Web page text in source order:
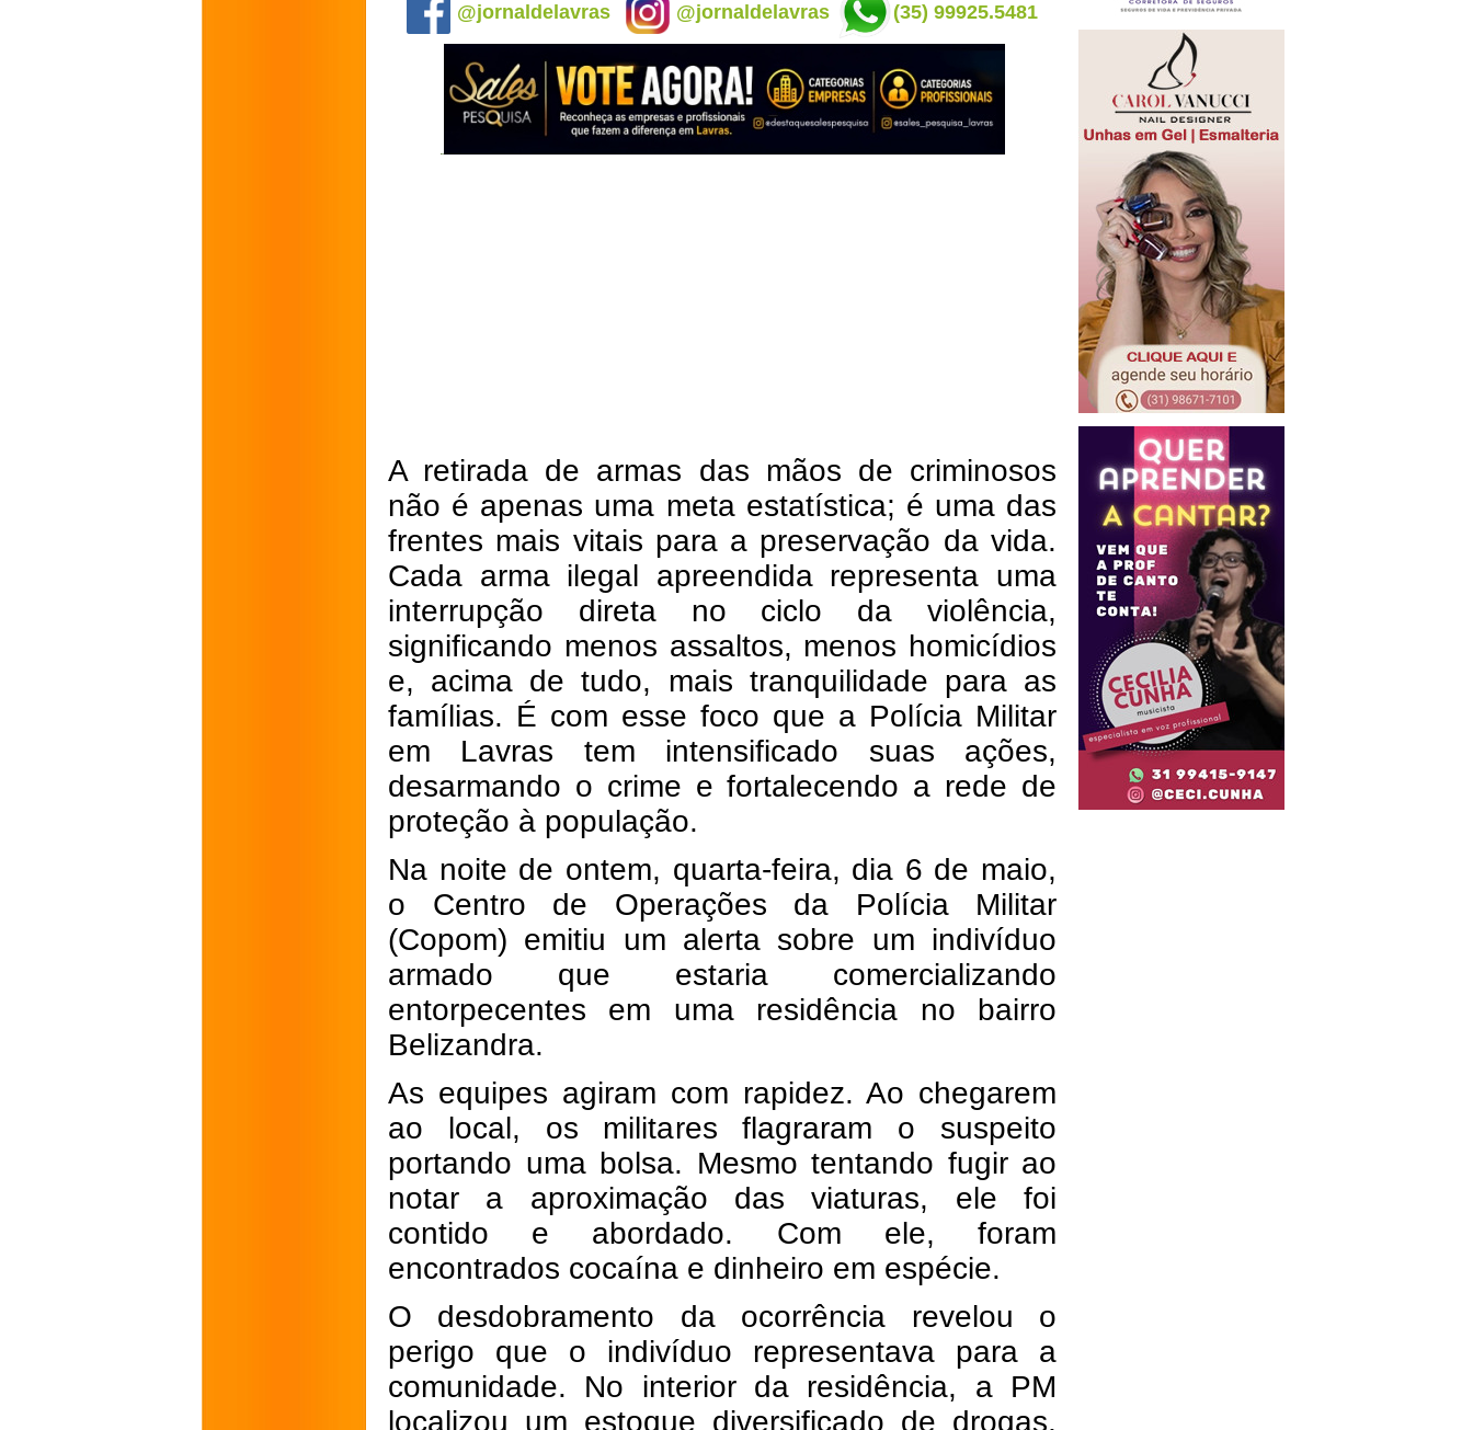
@jornaldelavras @jornaldelavras (35) 99925.5481
A retirada de armas das mãos de criminosos
não é apenas uma meta estatística; é uma das
frentes mais vitais para a preservação da vida.
Cada arma ilegal apreendida representa uma
interrupção direta no ciclo da violência,
significando menos assaltos, menos homicídios
e, acima de tudo, mais tranquilidade para as
famílias. É com esse foco que a Polícia Militar
em Lavras tem intensificado suas ações,
desarmando o crime e fortalecendo a rede de
proteção à população.
Na noite de ontem, quarta-feira, dia 6 de maio,
o Centro de Operações da Polícia Militar
(Copom) emitiu um alerta sobre um indivíduo
armado que estaria comercializando
entorpecentes em uma residência no bairro
Belizandra.
As equipes agiram com rapidez. Ao chegarem
ao local, os militares flagraram o suspeito
portando uma bolsa. Mesmo tentando fugir ao
notar a aproximação das viaturas, ele foi
contido e abordado. Com ele, foram
encontrados cocaína e dinheiro em espécie.
O desdobramento da ocorrência revelou o
perigo que o indivíduo representava para a
comunidade. No interior da residência, a PM
localizou um estoque diversificado de drogas,